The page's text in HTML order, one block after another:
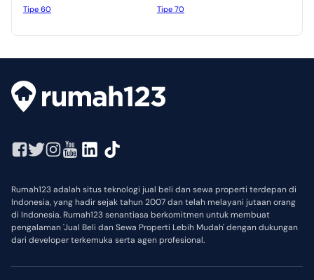
Tipe 60
Tipe 70
Rumah123 adalah situs teknologi jual beli dan sewa properti terdepan di
Indonesia, yang hadir sejak tahun 2007 dan telah melayani jutaan orang
di Indonesia. Rumah123 senantiasa berkomitmen untuk membuat
pengalaman 'Jual Beli dan Sewa Properti Lebih Mudah' dengan dukungan
dari developer terkemuka serta agen profesional.